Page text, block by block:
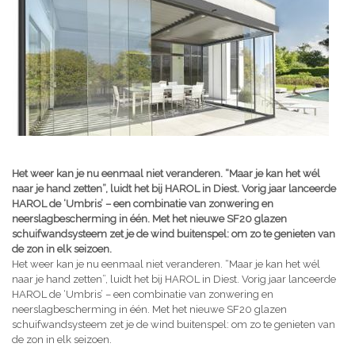
Het weer kan je nu eenmaal niet veranderen. “Maar je kan het wél
naar je hand zetten”, luidt het bij HAROL in Diest. Vorig jaar lanceerde
HAROL de ‘Umbris’ – een combinatie van zonwering en
neerslagbescherming in één. Met het nieuwe SF20 glazen
schuifwandsysteem zet je de wind buitenspel: om zo te genieten van
de zon in elk seizoen.
Het weer kan je nu eenmaal niet veranderen. “Maar je kan het wél
naar je hand zetten”, luidt het bij HAROL in Diest. Vorig jaar lanceerde
HAROL de ‘Umbris’ – een combinatie van zonwering en
neerslagbescherming in één. Met het nieuwe SF20 glazen
schuifwandsysteem zet je de wind buitenspel: om zo te genieten van
de zon in elk seizoen.